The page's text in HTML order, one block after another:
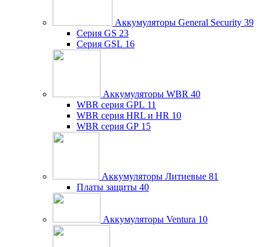
Аккумуляторы General Security 39
Серия GS 23
Серия GSL 16
Аккумуляторы WBR 40
WBR серия GPL 11
WBR серия HRL и HR 10
WBR серия GP 15
Аккумуляторы Литиевые 81
Платы защиты 40
Аккумуляторы Ventura 10